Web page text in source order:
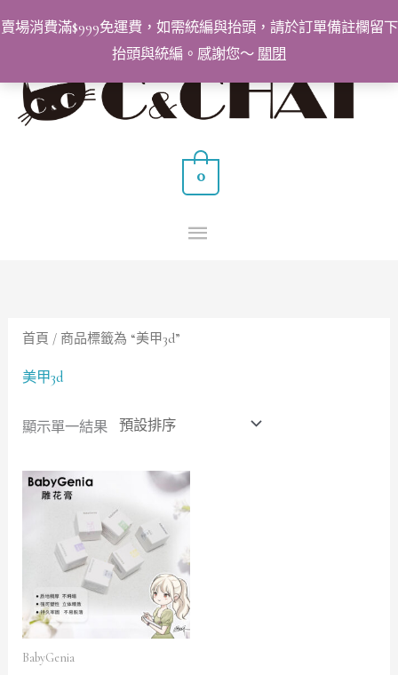
賣場消費滿$999免運費，如需統編與抬頭，請於訂單備註欄留下
抬頭與統編。感謝您～ 關閉
至
要
選
0
首頁 / 商品標籤為 “美甲3d”
美甲3d
顯示單一結果
BabyGenia